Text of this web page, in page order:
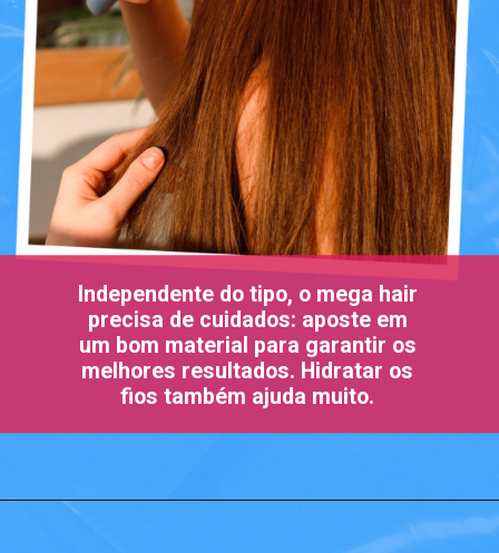
Independente do tipo, o mega hair
precisa de cuidados: aposte em
um bom material para garantir os
melhores resultados. Hidratar os
fios também ajuda muito.